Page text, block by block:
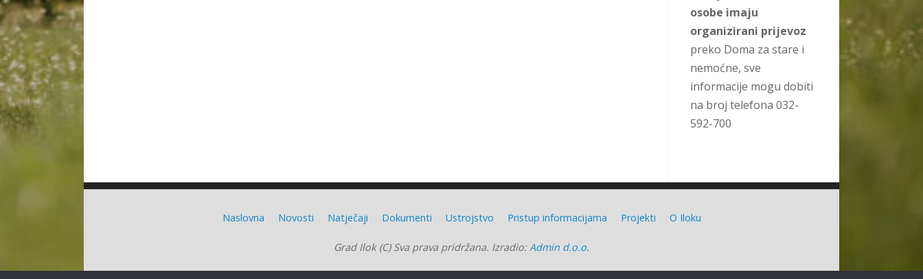
osobe imaju
organizirani prijevoz
preko Doma za stare i
nemoćne, sve
informacije mogu dobiti
na broj telefona 032-
592-700
Naslovna Novosti Natječaji Dokumenti Ustrojstvo Pristup informacijama Projekti O Iloku
Grad Ilok (C) Sva prava pridržana. Izradio: Admin d.o.o.